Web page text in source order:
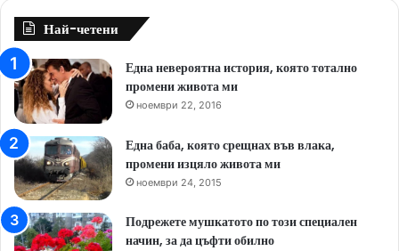
Най-четени
Една невероятна история, която тотално
промени живота ми
ноември 22, 2016
Една баба, която срещнах във влака,
промени изцяло живота ми
ноември 24, 2015
Подрежете мушкатото по този специален
начин, за да цъфти обилно